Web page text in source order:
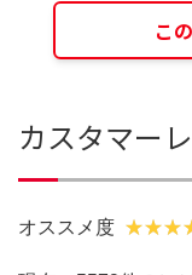
こ
カスタマー
オススメ度